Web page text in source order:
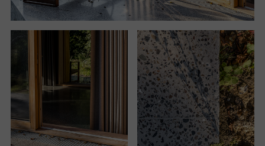
V domě pro spisovatelku se zrcadlí archetypální
podoba severského hygge, která vytváří místo pro
inspiraci, reflexi i rozjímání. Místo, kde pracovat je
jedna velká radost.